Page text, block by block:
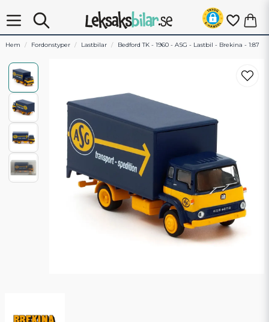
Hem Fordonstyper Lastbilar Bedford TK - 1960 - ASG - Lastbil - Brekina - 1:87